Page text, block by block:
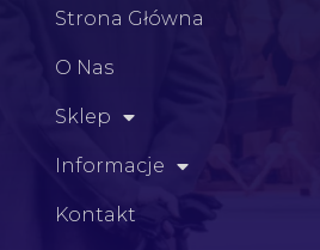
Strona Główna
O Nas
Sklep
Informacje
Kontakt